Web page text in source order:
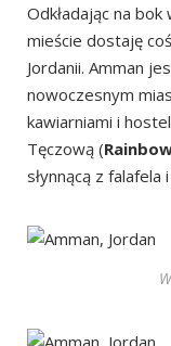
Odkładając na
mieście dostaję
Jordanii. Amman
nowoczesnym
kawiarniami i
Tęczową (
słynnącą z falafela